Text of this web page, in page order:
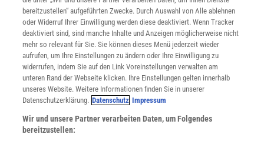
WEITERE NEUERSCHEINUNGEN SPEKTRUM SHOP
Spektrum.de-Newsletter abonnieren
JETZT ANMELDEN!
bereitzustellen“ aufgeführten Zwecke. Durch Auswahl von Alle ablehnen
oder Widerruf Ihrer Einwilligung werden diese deaktiviert. Wenn Tracker
deaktiviert sind, sind manche Inhalte und Anzeigen möglicherweise nicht
mehr so relevant für Sie. Sie können dieses Menü jederzeit wieder
aufrufen, um Ihre Einstellungen zu ändern oder Ihre Einwilligung zu
widerrufen, indem Sie auf den Link Voreinstellungen verwalten am
unteren Rand der Webseite klicken. Ihre Einstellungen gelten innerhalb
unseres Website. Weitere Informationen finden Sie in unserer
Datenschutzerklärung. Datenschutz Impressum
Wir und unsere Partner verarbeiten Daten, um Folgendes
bereitzustellen: